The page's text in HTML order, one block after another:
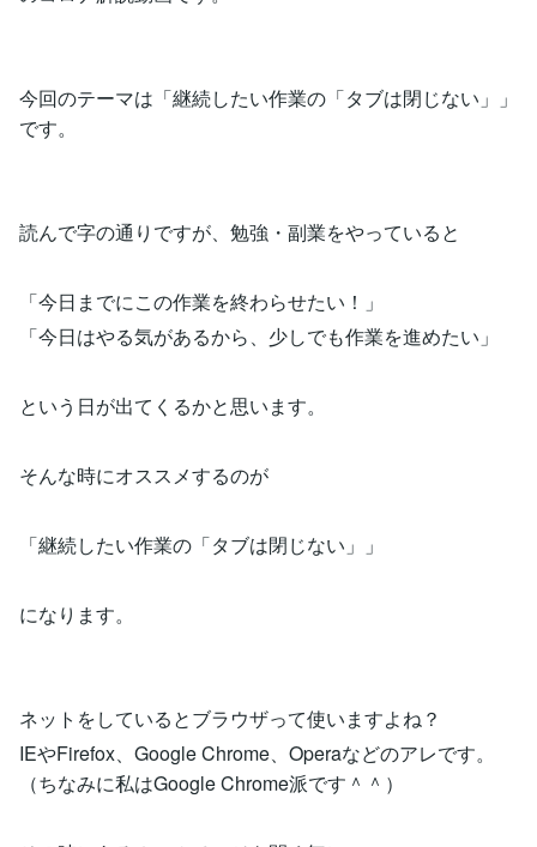
今回のテーマは「継続したい作業の「タブは閉じない」」
です。
読んで字の通りですが、勉強・副業をやっていると
「今日までにこの作業を終わらせたい！」
「今日はやる気があるから、少しでも作業を進めたい」
という日が出てくるかと思います。
そんな時にオススメするのが
「継続したい作業の「タブは閉じない」」
になります。
ネットをしているとブラウザって使いますよね？
IEやFirefox、Google Chrome、Operaなどのアレです。
（ちなみに私はGoogle Chrome派です＾＾）